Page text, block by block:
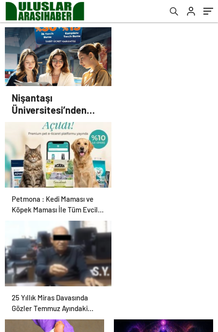
Nişantaşı
Üniversitesi’nden
2026 YKS Adaylarına
Çifte Güvence: Sabit
Ücret ve Kesintisiz
Burs
Petmona : Kedi Maması ve
Köpek Maması İle Tüm Evcil
25 Yıllık Miras Davasında
Gözler Temmuz Ayındaki
Karar Duruşmasına Çevrildi